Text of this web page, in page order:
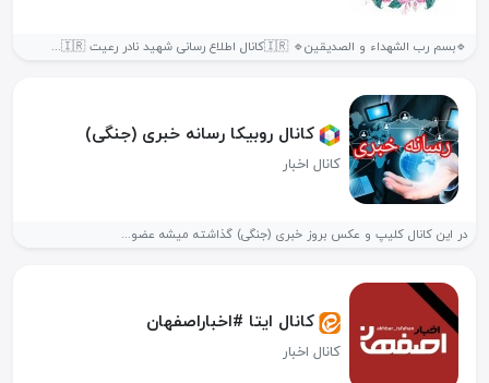
🔹️بسم رب الشهداء و الصدیقین🔹️ 🇮🇷کانال اطلاع رسانی شهید نادر رعیت 🇮🇷...
کانال روبیکا رسانه خبری (جنگی)
کانال اخبار
در این کانال کلیپ و عکس بروز خبری (جنگی) گذاشته میشه عضو...
کانال ایتا #اخباراصفهان
کانال اخبار